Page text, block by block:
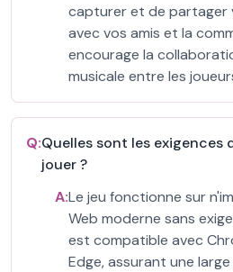
capturer et de partager
avec vos amis et la
encourage la
musicale entre les
Q:Quelles sont les exigences
jouer ?
A:Le jeu fonctionne sur
Web moderne sans
est compatible avec
Edge, assurant une